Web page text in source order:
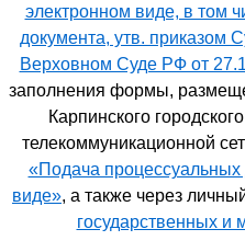
электронном виде, в том
документа, утв. приказом
Верховном Суде РФ от
заполнения формы,
Карпинского
телекоммуникационной
«Подача процессуальных
виде», а также через
государственных и